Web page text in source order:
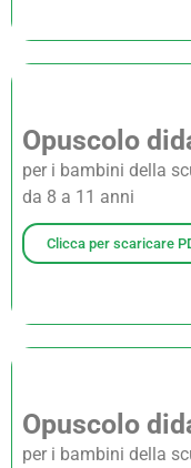
Opuscolo
per i bambini della
da 8 a 11 anni
Clicca per scaricare
Opuscolo
per i bambini della